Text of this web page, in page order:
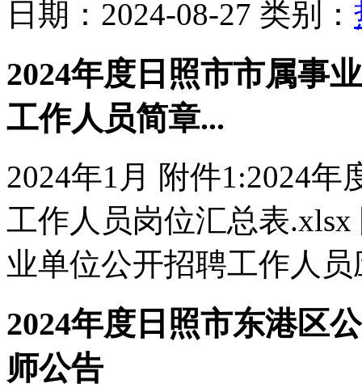
日期：2024-08-27 类别：
2024年度日照市市属事
工作人员简章...
2024年1月 附件1:2024
工作人员岗位汇总表
业单位公开招聘工作人
2024年度日照市东港区
师公告